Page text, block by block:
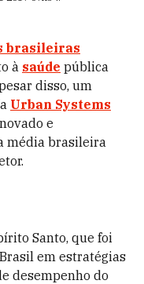
brasileiras
à saúde pública
disso, um
Urban Systems
e
média brasileira
Santo, que foi
em estratégias
desempenho do